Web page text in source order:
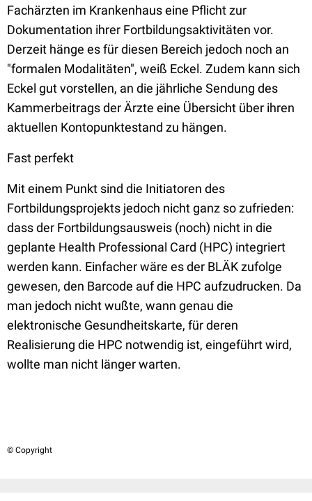
Fachärzten im Krankenhaus eine Pflicht zur
Dokumentation ihrer Fortbildungsaktivitäten vor.
Derzeit hänge es für diesen Bereich jedoch noch an
"formalen Modalitäten", weiß Eckel. Zudem kann sich
Eckel gut vorstellen, an die jährliche Sendung des
Kammerbeitrags der Ärzte eine Übersicht über ihren
aktuellen Kontopunktestand zu hängen.
Fast perfekt
Mit einem Punkt sind die Initiatoren des
Fortbildungsprojekts jedoch nicht ganz so zufrieden:
dass der Fortbildungsausweis (noch) nicht in die
geplante Health Professional Card (HPC) integriert
werden kann. Einfacher wäre es der BLÄK zufolge
gewesen, den Barcode auf die HPC aufzudrucken. Da
man jedoch nicht wußte, wann genau die
elektronische Gesundheitskarte, für deren
Realisierung die HPC notwendig ist, eingeführt wird,
wollte man nicht länger warten.
© Copyright